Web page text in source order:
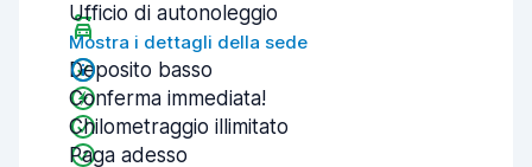
Ufficio di autonoleggio
Mostra i dettagli della sede
Deposito basso
Conferma immediata!
Chilometraggio illimitato
Paga adesso